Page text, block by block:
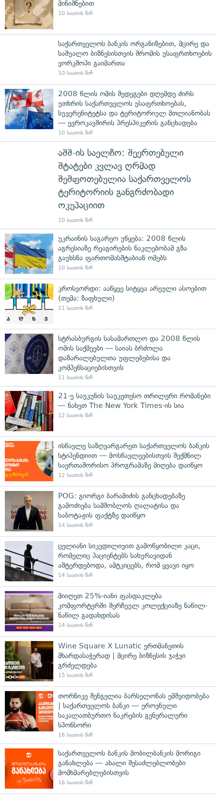
მინიშნებით
10 საათის წინ
საქართველოს ბანკის ორგანიზებით, მცირე და
საშუალო ბიზნესისთვის შრომის უსაფრთხოების
ვორკშოპი გაიმართა
10 საათის წინ
2008 წლის ომის შედეგები დღემდე ძირს
უთხრის საქართველოს უსაფრთხოებას,
სუვერენიტეტსა და ტერიტორიულ მთლიანობას
— ევროკავშირის პრესპიკერის განცხადება
10 საათის წინ
აშშ-ის საელჩო: შეერთებული
შტატები კვლავ ღრმად
შეშფოთებულია საქართველოს
ტერიტორიის განგრძობადი
ოკუპაციით
10 საათის წინ
უკრაინის საგარეო უწყება: 2008 წლის
აგრესიაზე რეაგირების ნაკლებობამ გზა
გაუხსნა ფართომასშტაბიან ომებს
10 საათის წინ
კროსვორდი: ააწყვე სიტყვა არეული ასოებით
(თემა: ზაფხული)
11 საათის წინ
სტრასბურგის სასამართლო და 2008 წლის
ომის საქმეები — საიას ბრძოლა
დაზარალებულთა უფლებებისა და
კომპენსაციებისთვის
11 საათის წინ
21-ე საუკუნის საუკეთესო თრილერი რომანები
— ნახეთ The New York Times-ის სია
12 საათის წინ
ისწავლე საზღვარგარეთ საქართველოს ბანკის
სტიპენდიით — მოსწავლეებისთვის შექმნილ
საერთაშორისო პროგრამაზე მიღება დაიწყო
12 საათის წინ
POG: გიორგი ბარამიძის განცხადებაზე
გამოძიება სამშობლოს ღალატისა და
საბოტაჟის ფაქტზე დაიწყო
14 საათის წინ
ცელიანი სიკვდილივით გამოწყობილი კაცი,
რომელიც პაციენტებს სახურავიდან
აშტერდებოდა, ამტკიცებს, რომ ყვავი იყო
14 საათის წინ
მიიღეთ 25%-იანი ფასდაკლება
კომფორტერში შერჩეულ კოლექციაზე ნაწილ-
ნაწილ გადახდისას
14 საათის წინ
Wine Square X Lunatic ერთმანეთის
მხარდასაჭერად | მცირე ბიზნესის ჯაჭვი
გრძელდება
15 საათის წინ
თორნიკე შენგელია ბარსელონას ემშვიდობება
| საქართველოს ბანკი — ეროვნული
საკალათბურთო ნაკრების გენერალური
სპონსორი
16 საათის წინ
საქართველოს ბანკის მობილბანკის მორიგი
განახლება — ახალი შესაძლებლობები
მომხმარებლებისთვის
16 საათის წინ